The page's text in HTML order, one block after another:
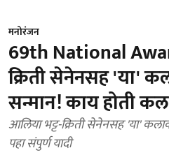
मनोरंजन
69th National
क्रिती सेनेनसह 'या'
सन्मान! काय होती
आलिया भट्ट-क्रिती सेनेनसह 'या'
पहा संपुर्ण यादी